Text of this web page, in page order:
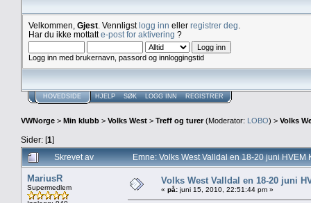
Velkommen, Gjest . Vennligstlogg inn eller registrer deg
Har du ikke mottatte-post for aktivering ?
Logg inn med brukernavn, passord og innloggingstid
HOVEDSIDE HJELP SØK LOGG INN REGISTRER
VWNorge > Min klubb > Volks West > Treff og turer(Moderator: LOBO) > Volks
Sider: [1]
Skrevet av
Emne: Volks West Valldal en 18-20 juni
MariusR
Supermedlem
Volks West Valldal en 18-20 juni
« på: juni 15, 2010, 22:51:44 pm »